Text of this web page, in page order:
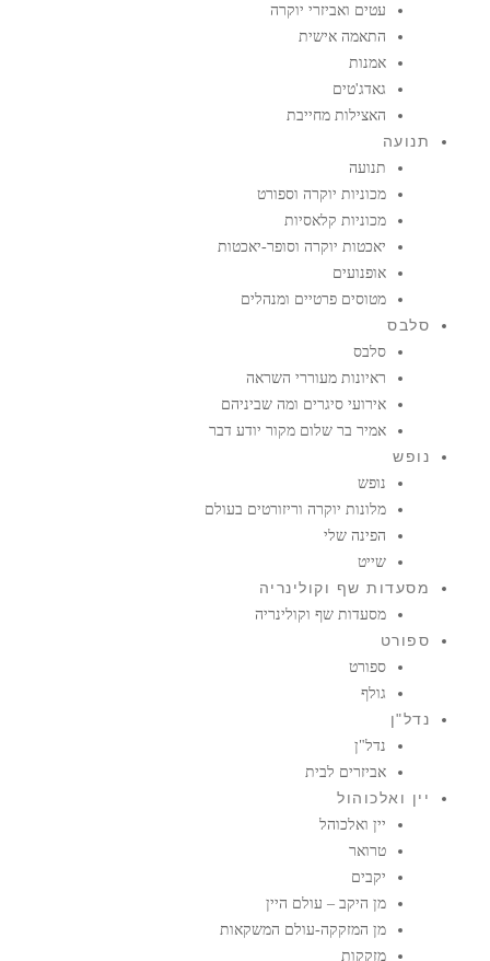
עטים ואביזרי יוקרה
התאמה אישית
אמנות
גאדג'טים
האצילות מחייבת
תנועה
תנועה
מכוניות יוקרה וספורט
מכוניות קלאסיות
יאכטות יוקרה וסופר-יאכטות
אופנועים
מטוסים פרטיים ומנהלים
סלבס
סלבס
ראיונות מעוררי השראה
אירועי סיגרים ומה שביניהם
אמיר בר שלום מקור יודע דבר
נופש
נופש
מלונות יוקרה וריזורטים בעולם
הפינה שלי
שייט
מסעדות שף וקולינריה
מסעדות שף וקולינריה
ספורט
ספורט
גולף
נדל"ן
נדל"ן
אביזרים לבית
יין ואלכוהול
יין ואלכוהל
טרואר
יקבים
מן היקב – עולם היין
מן המזקקה-עולם המשקאות
מזקקות